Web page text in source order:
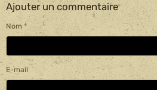
Ajouter un commentaire
Nom
E-mail